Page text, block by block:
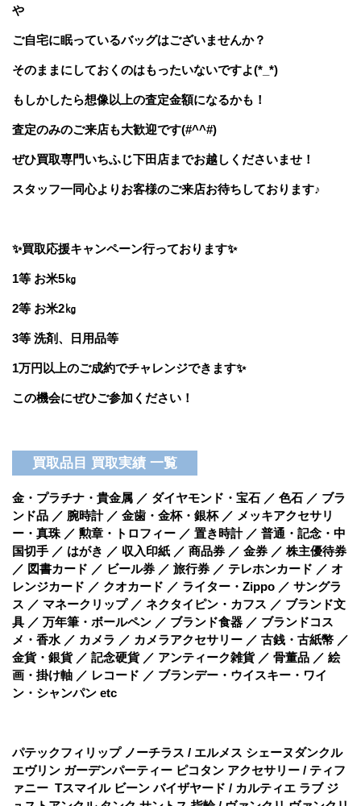
や
ご自宅に眠っているバッグはございませんか？
そのままにしておくのはもったいないですよ(*_*)
もしかしたら想像以上の査定金額になるかも！
査定のみのご来店も大歓迎です(#^^#)
ぜひ買取専門いちふじ下田店までお越しくださいませ！
スタッフ一同心よりお客様のご来店お待ちしております♪
✨買取応援キャンペーン行っております✨
1等 お米5㎏
2等 お米2㎏
3等 洗剤、日用品等
1万円以上のご成約でチャレンジできます✨
この機会にぜひご参加ください！
買取品目 買取実績 一覧
金・プラチナ・貴金属 ／ ダイヤモンド・宝石 ／ 色石 ／ ブラ
ンド品 ／ 腕時計 ／ 金歯・金杯・銀杯 ／ メッキアクセサリ
ー・真珠 ／ 勲章・トロフィー ／ 置き時計 ／ 普通・記念・中
国切手 ／ はがき ／ 収入印紙 ／ 商品券 ／ 金券 ／ 株主優待券
／ 図書カード ／ ビール券 ／ 旅行券 ／ テレホンカード ／ オ
レンジカード ／ クオカード ／ ライター・Zippo ／ サングラ
ス ／ マネークリップ ／ ネクタイピン・カフス ／ ブランド文
具 ／ 万年筆・ボールペン ／ ブランド食器 ／ ブランドコス
メ・香水 ／ カメラ ／ カメラアクセサリー ／ 古銭・古紙幣 ／
金貨・銀貨 ／ 記念硬貨 ／ アンティーク雑貨 ／ 骨董品 ／ 絵
画・掛け軸 ／ レコード ／ ブランデー・ウイスキー・ワイ
ン・シャンパン etc
パテックフィリップ ノーチラス / エルメス シェーヌダンクル
エヴリン ガーデンパーティー ピコタン アクセサリー / ティフ
ァニー Tスマイル ビーン バイザヤード / カルティエ ラブ ジ